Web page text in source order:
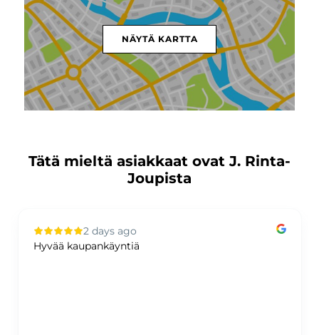
NÄYTÄ KARTTA
Tätä mieltä asiakkaat ovat J. Rinta-
Joupista
2 days ago
Hyvää kaupankäyntiä